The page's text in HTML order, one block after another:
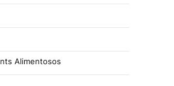
Alimentosos